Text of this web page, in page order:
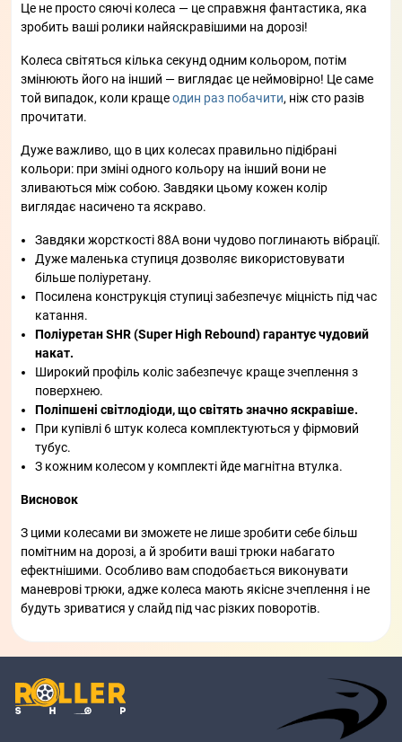
Це не просто сяючі колеса — це справжня фантастика, яка
зробить ваші ролики найяскравішими на дорозі!
Колеса світяться кілька секунд одним кольором, потім
змінюють його на інший — виглядає це неймовірно! Це саме
той випадок, коли кращеодин раз побачити, ніж сто разів
прочитати.
Дуже важливо, що в цих колесах правильно підібрані
кольори: при зміні одного кольору на інший вони не
зливаються між собою. Завдяки цьому кожен колір
виглядає насичено та яскраво.
Завдяки жорсткості 88A вони чудово поглинають вібрації.
Дуже маленька ступиця дозволяє використовувати
більше поліуретану.
Посилена конструкція ступиці забезпечує міцність під час
катання.
Поліуретан SHR (Super High Rebound) гарантує чудовий
накат.
Широкий профіль коліс забезпечує краще зчеплення з
поверхнею.
Поліпшені світлодіоди, що світять значно яскравіше.
При купівлі 6 штук колеса комплектуються у фірмовий
тубус.
З кожним колесом у комплекті йде магнітна втулка.
Висновок
З цими колесами ви зможете не лише зробити себе більш
помітним на дорозі, а й зробити ваші трюки набагато
ефектнішими. Особливо вам сподобається виконувати
маневрові трюки, адже колеса мають якісне зчеплення і не
будуть зриватися у слайд під час різких поворотів.